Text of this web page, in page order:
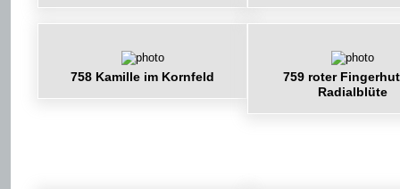
758 Kamille im Kornfeld
759 roter
Radialblüte